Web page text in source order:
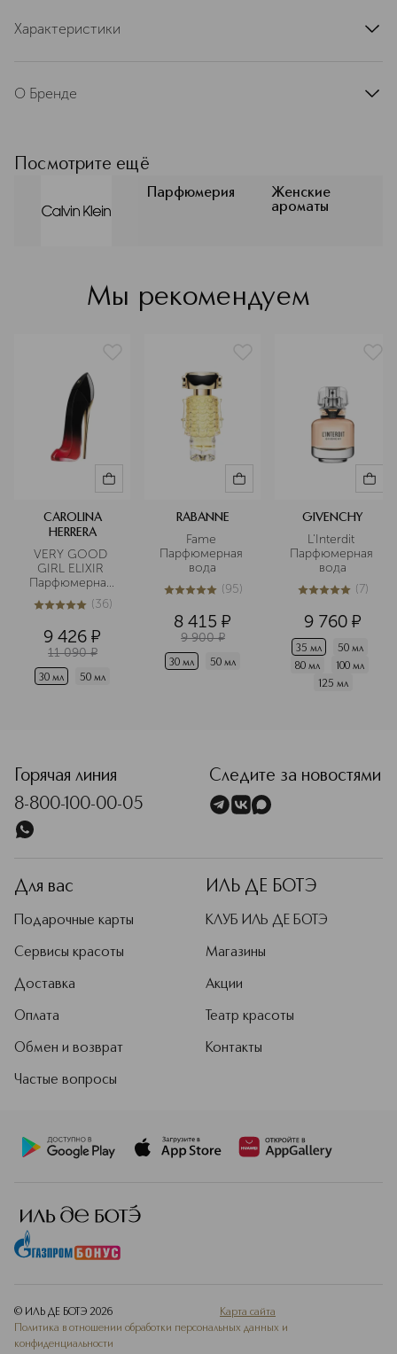
Характеристики
артикул
О Бренде
представлении. Его парфюм,
косметика и другие товары давно
стали символом минимализма,
свободы и современного шика. В
Подробнее
Посмотрите ещё
Парфюмерия
Женские
ароматы
Мы рекомендуем
CAROLINA
HERRERA
VERY GOOD
GIRL ELIXIR
Парфюмерная
вода
5из 536 (36)
9 426 ¤
11 090 ¤
30 мл 50 мл
RABANNE
Fame
Парфюмерная
вода
5из 595 (95)
8 415 ¤
9 900 ¤
30 мл 50 мл
GIVENCHY
L'Interdit
Парфюмерная
вода
5из 57 (7)
9 760 ¤
35 мл
50 мл
80 мл
100 мл
125 мл
Горячая линия
8-800-100-00-05
Следите за новостями
Для вас
Подарочные карты
Сервисы красоты
Доставка
Оплата
Обмен и возврат
Частые вопросы
ИЛЬ ДЕ БОТЭ
КЛУБ ИЛЬ ДЕ БОТЭ
Магазины
Акции
Театр красоты
Контакты
© ИЛЬ ДЕ БОТЭ 2026
Карта сайта
Политика в отношении обработки персональных данных и
конфиденциальности